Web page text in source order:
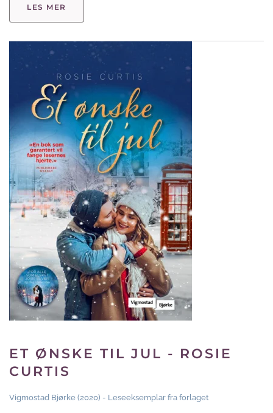
LES MER
ET ØNSKE TIL JUL - ROSIE
CURTIS
Vigmostad Bjørke (2020) - Leseeksemplar fra forlaget